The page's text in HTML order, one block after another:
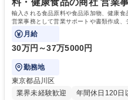
格：
料・健康食品の商社 営業
輸入される食品原料や食品添加物、健康食
営業事務として営業サポートや書類作成、
す。
月給
30万円～37万5000円
勤務地
東京都品川区
業界未経験歓迎
年間休日120日